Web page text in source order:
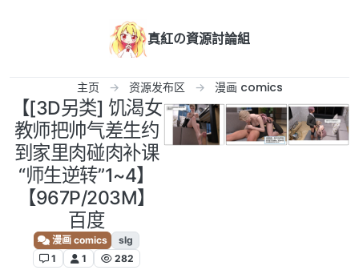
真紅の資源討論組
主页 资源发布区 漫画 comics
【[3D另类] 饥渴女
教师把帅气差生约
到家里肉碰肉补课
“师生逆转”1~4】
【967P/203M】
百度
漫画 comics
slg
1
1 282